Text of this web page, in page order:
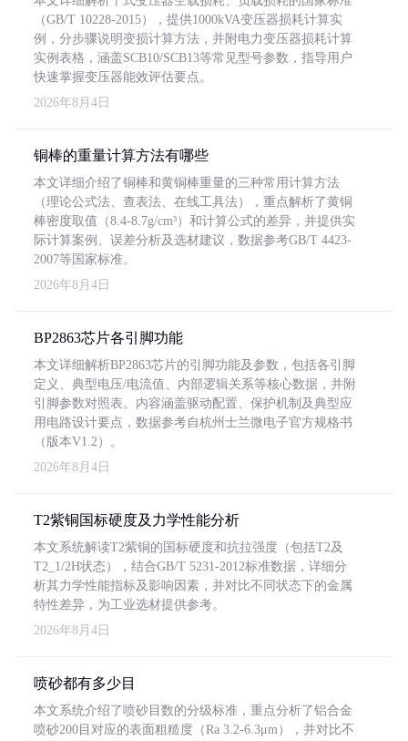
（GB/T 10228-2015），提供1000kVA变压器损耗计算实
例，分步骤说明变损计算方法，并附电力变压器损耗计算
实例表格，涵盖SCB10/SCB13等常见型号参数，指导用户
快速掌握变压器能效评估要点。
2026年8月4日
铜棒的重量计算方法有哪些
本文详细介绍了铜棒和黄铜棒重量的三种常用计算方法
（理论公式法、查表法、在线工具法），重点解析了黄铜
棒密度取值（8.4-8.7g/cm³）和计算公式的差异，并提供实
际计算案例、误差分析及选材建议，数据参考GB/T 4423-
2007等国家标准。
2026年8月4日
BP2863芯片各引脚功能
本文详细解析BP2863芯片的引脚功能及参数，包括各引脚
定义、典型电压/电流值、内部逻辑关系等核心数据，并附
引脚参数对照表。内容涵盖驱动配置、保护机制及典型应
用电路设计要点，数据参考自杭州士兰微电子官方规格书
（版本V1.2）。
2026年8月4日
T2紫铜国标硬度及力学性能分析
本文系统解读T2紫铜的国标硬度和抗拉强度（包括T2及
T2_1/2H状态），结合GB/T 5231-2012标准数据，详细分
析其力学性能指标及影响因素，并对比不同状态下的金属
特性差异，为工业选材提供参考。
2026年8月4日
喷砂都有多少目
本文系统介绍了喷砂目数的分级标准，重点分析了铝合金
喷砂200目对应的表面粗糙度（Ra 3.2-6.3μm），并对比不